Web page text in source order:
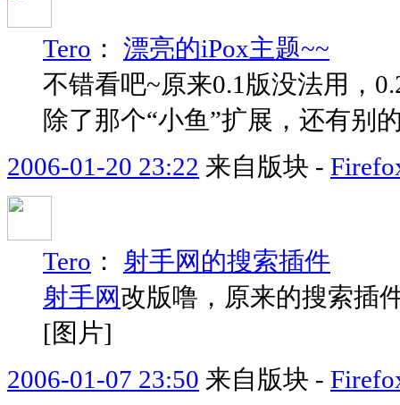
Tero ： 漂亮的iPox主题~~
不错看吧~原来0.1版没法用，
除了那个“小鱼”扩展，还有别
2006-01-20 23:22 来自版块 -
Tero ： 射手网的搜索插件
射手网改版噜，原来的搜索插
[图片]
2006-01-07 23:50 来自版块 -